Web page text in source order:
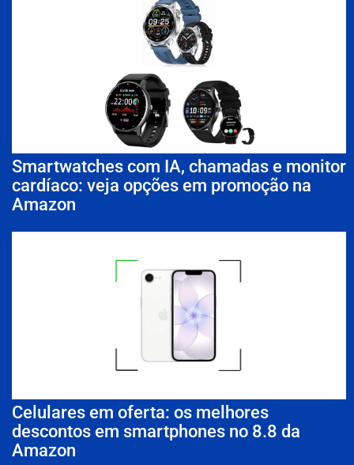
Smartwatches com IA, chamadas e monitor
cardíaco: veja opções em promoção na
Amazon
Celulares em oferta: os melhores
descontos em smartphones no 8.8 da
Amazon